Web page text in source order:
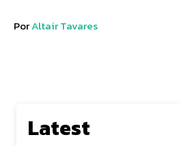
PorAltair Tavares
Latest